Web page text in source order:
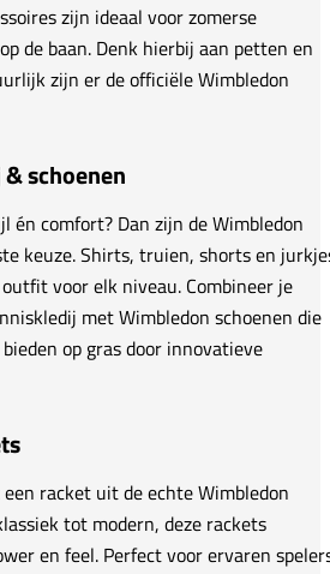
zijn ideaal voor zomerse
de baan. Denk hierbij aan petten en
zijn er de officiële Wimbledon
schoenen
comfort? Dan zijn de Wimbledon
keuze. Shirts, truien, shorts en
voor elk niveau. Combineer je
met Wimbledon schoenen die
op gras door innovatieve
racket uit de echte Wimbledon
tot modern, deze rackets
en feel. Perfect voor ervaren